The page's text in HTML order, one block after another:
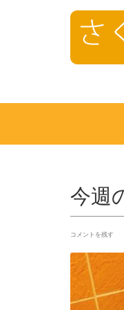
今週
コメントを残す